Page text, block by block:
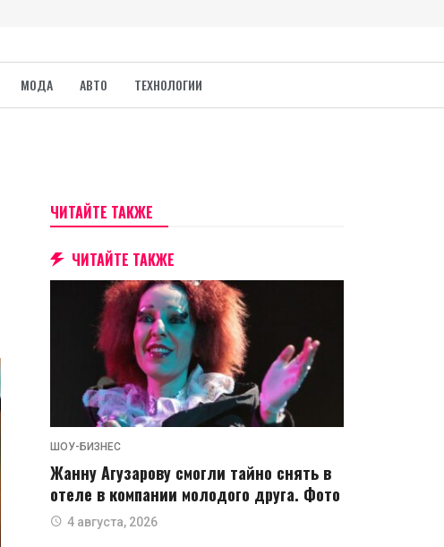
МОДА АВТО ТЕХНОЛОГИИ
ЧИТАЙТЕ ТАКЖЕ
ЧИТАЙТЕ ТАКЖЕ
ШОУ-БИЗНЕС
Жанну Агузарову смогли тайно снять в
отеле в компании молодого друга. Фото
4 августа, 2026